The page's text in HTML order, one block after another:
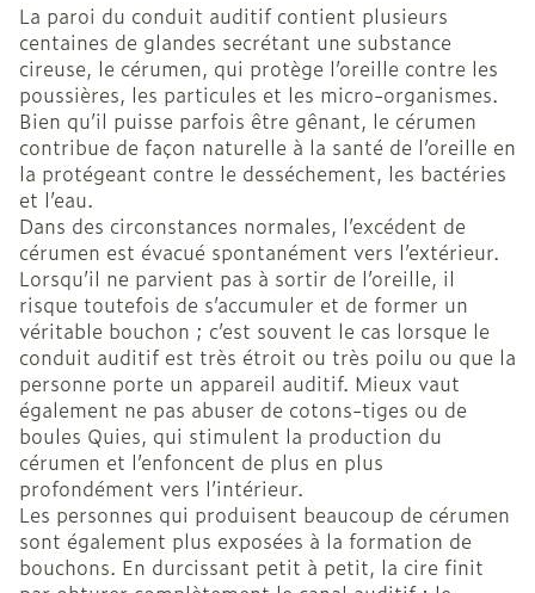
La paroi du conduit auditif contient plusieurs
centaines de glandes secrétant une substance
cireuse, le cérumen, qui protège l’oreille contre les
poussières, les particules et les micro-organismes.
Bien qu’il puisse parfois être gênant, le cérumen
contribue de façon naturelle à la santé de l’oreille en
la protégeant contre le desséchement, les bactéries
et l’eau.
Dans des circonstances normales, l’excédent de
cérumen est évacué spontanément vers l’extérieur.
Lorsqu’il ne parvient pas à sortir de l’oreille, il
risque toutefois de s’accumuler et de former un
véritable bouchon ; c’est souvent le cas lorsque le
conduit auditif est très étroit ou très poilu ou que la
personne porte un appareil auditif. Mieux vaut
également ne pas abuser de cotons-tiges ou de
boules Quies, qui stimulent la production du
cérumen et l’enfoncent de plus en plus
profondément vers l’intérieur.
Les personnes qui produisent beaucoup de cérumen
sont également plus exposées à la formation de
bouchons. En durcissant petit à petit, la cire finit